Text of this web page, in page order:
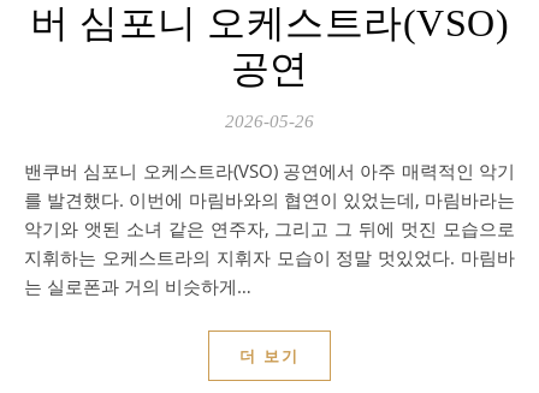
버 심포니 오케스트라(VSO)
공연
2026-05-26
밴쿠버 심포니 오케스트라(VSO) 공연에서 아주 매력적인 악기
를 발견했다. 이번에 마림바와의 협연이 있었는데, 마림바라는
악기와 앳된 소녀 같은 연주자, 그리고 그 뒤에 멋진 모습으로
지휘하는 오케스트라의 지휘자 모습이 정말 멋있었다. 마림바
는 실로폰과 거의 비슷하게…
더 보기